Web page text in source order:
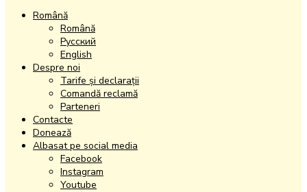
Română
Română
Русский
English
Despre noi
Tarife și declarații
Comandă reclamă
Parteneri
Contacte
Donează
Albasat pe social media
Facebook
Instagram
Youtube